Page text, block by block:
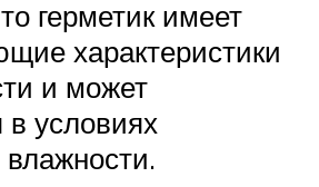
герметик имеет
характеристики
и может
в условиях